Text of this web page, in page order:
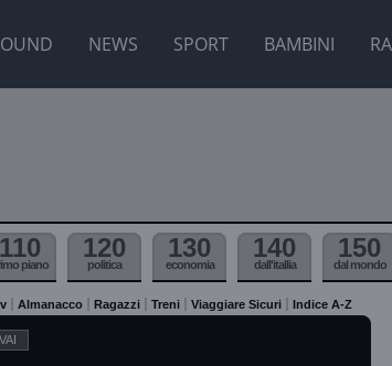
NEWS SPORT BAMBINI
110
piano
120
politica
130
economia
140
dall'itallia
150
dal mondo
Almanacco Ragazzi Treni Viaggiare Sicuri Indice A-Z